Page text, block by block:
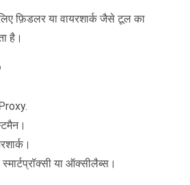
फ़िडलर या वायरशार्क जैसे टूल का
है।
या ऑक्सीलैब्स।